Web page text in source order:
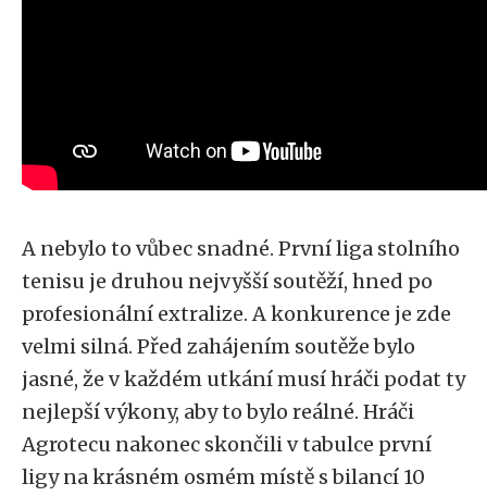
A nebylo to vůbec snadné. První liga stolního
tenisu je druhou nejvyšší soutěží, hned po
profesionální extralize. A konkurence je zde
velmi silná. Před zahájením soutěže bylo
jasné, že v každém utkání musí hráči podat ty
nejlepší výkony, aby to bylo reálné. Hráči
Agrotecu nakonec skončili v tabulce první
ligy na krásném osmém místě s bilancí 10